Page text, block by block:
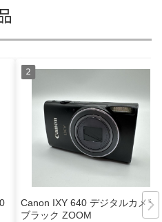
Canon IXY 640 デジタルカメラ
ブラック ZOOM